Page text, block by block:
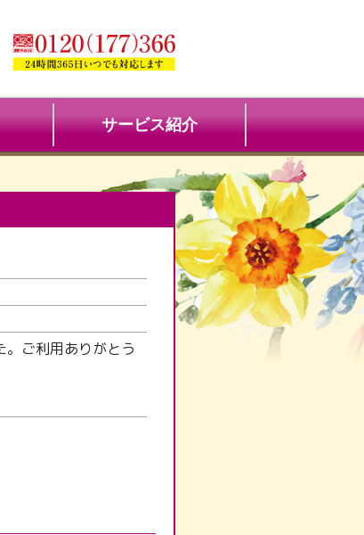
サービス紹介
ご利用ありがとう